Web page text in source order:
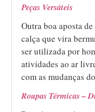
Peças Versáteis
Outra boa aposta
calça que vira
ser utilizada por
atividades ao ar
com as mudanças
Roupas Térmicas –